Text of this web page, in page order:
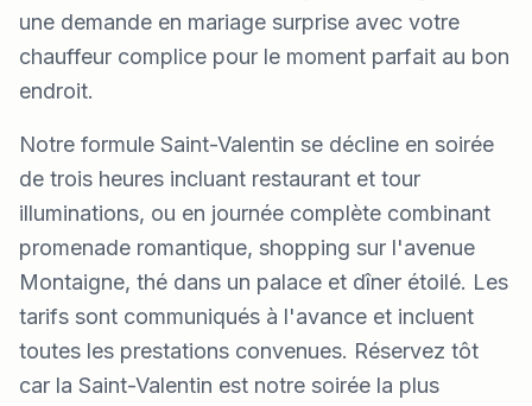
une demande en mariage surprise avec votre
chauffeur complice pour le moment parfait au bon
endroit.
Notre formule Saint-Valentin se décline en soirée
de trois heures incluant restaurant et tour
illuminations, ou en journée complète combinant
promenade romantique, shopping sur l'avenue
Montaigne, thé dans un palace et dîner étoilé. Les
tarifs sont communiqués à l'avance et incluent
toutes les prestations convenues. Réservez tôt
car la Saint-Valentin est notre soirée la plus